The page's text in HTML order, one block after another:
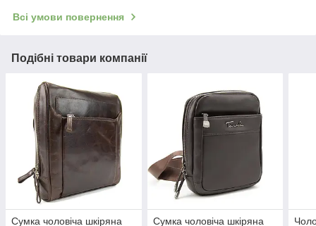
Всі умови повернення
Подібні товари компанії
Сумка чоловіча шкіряна
Сумка чоловіча шкіряна